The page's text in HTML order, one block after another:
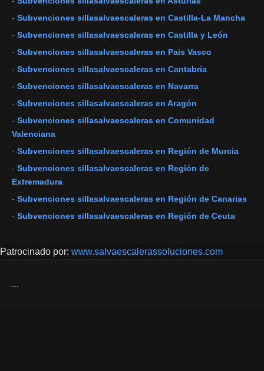
- Subvenciones sillasalvaescaleras en Castilla-La Mancha
- Subvenciones sillasalvaescaleras en Castilla y León
- Subvenciones sillasalvaescaleras en Pais Vasco
- Subvenciones sillasalvaescaleras en Cantabria
- Subvenciones sillasalvaescaleras en Navarra
- Subvenciones sillasalvaescaleras en Aragón
- Subvenciones sillasalvaescaleras en Comunidad
Valenciana
- Subvenciones sillasalvaescaleras en Región de Murcia
- Subvenciones sillasalvaescaleras en Región de
Extremadura
- Subvenciones sillasalvaescaleras en Región de Canarias
- Subvenciones sillasalvaescaleras en Región de Ceuta
Patrocinado por: www.salvaescalerassoluciones.com